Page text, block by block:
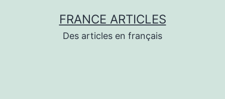
FRANCE ARTICLES
Des articles en français